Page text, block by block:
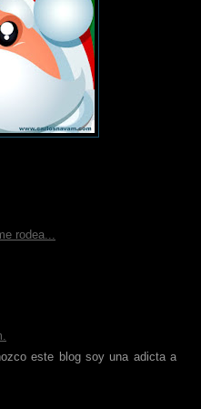
rodea...
este blog soy una adicta a